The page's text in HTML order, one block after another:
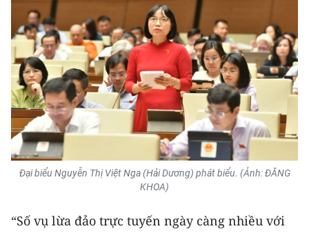
Đồng bằng sông Cửu Long
Chuyên trang Hà Nội
Chuyên trang TP. Hồ Chí Minh
CHUYÊN ĐỀ
CÁC CHUYÊN TRANG
THỜI NAY
Đại biểu Nguyễn Thị Việt Nga (Hải Dương) phát biểu. (Ảnh: ĐĂNG
KHOA)
“Số vụ lừa đảo trực tuyến ngày càng nhiều với